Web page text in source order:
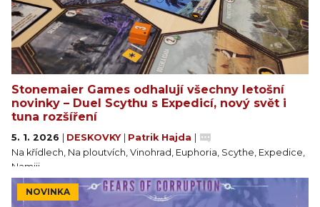
poražení korupce.
Stonemaier Games odhalují všechny letošní
novinky – Duel Scythu s Expedicí, nový svět i
tuna rozšíření
5. 1. 2026 DESKOVKY Patrik Hajda
Na křídlech, Na ploutvích, Vinohrad, Euphoria, Scythe, Expedice,
Namiji…
NOVINKA